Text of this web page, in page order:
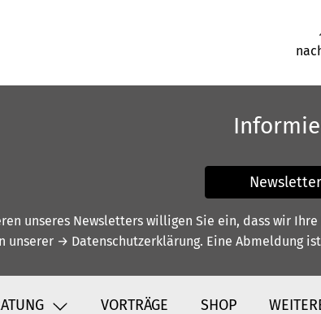
unseres Newsletters willigen Sie ein, dass wir
unserer → Datenschutzerklärung. Eine Abmeldung
VORTRÄGE SHOP